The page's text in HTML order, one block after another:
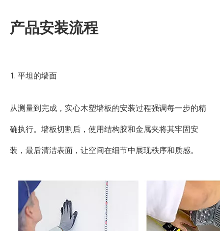
产品安装流程
1. 平坦的墙面
从测量到完成，实心木塑墙板的安装过程强调每一步的精
确执行。墙板切割后，使用结构胶和金属夹将其牢固安
装，最后清洁表面，让空间在细节中展现秩序和质感。